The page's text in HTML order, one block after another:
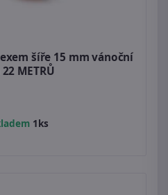
šíře 15 mm vánoční
METRŮ
1ks